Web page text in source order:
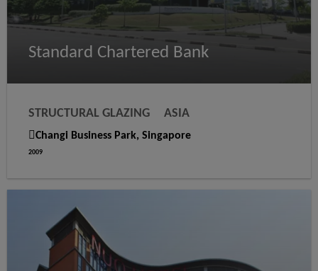
Standard Chartered Bank
STRUCTURAL GLAZING
ASIA
WEATHER SEALING
Changi Business Park, Singapore
2009